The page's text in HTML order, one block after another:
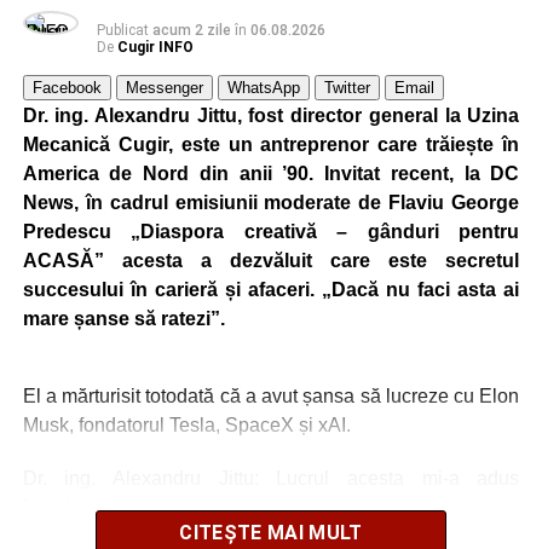
Publicat acum 2 zile în 06.08.2026
De Cugir INFO
Facebook Messenger WhatsApp Twitter Email
Dr. ing. Alexandru Jittu, fost director general la Uzina
Mecanică Cugir, este un antreprenor care trăiește în
America de Nord din anii ’90. Invitat recent, la DC
News, în cadrul emisiunii moderate de Flaviu George
Predescu „Diaspora creativă – gânduri pentru
ACASĂ” acesta a dezvăluit care este secretul
succesului în carieră și afaceri. „Dacă nu faci asta ai
mare șanse să ratezi”.
El a mărturisit totodată că a avut șansa să lucreze cu Elon
Musk, fondatorul Tesla, SpaceX și xAI.
întotdeuna succes
CITEȘTE MAI MULT